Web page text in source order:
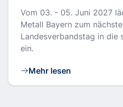
Vom 03. - 05. Juni 2027
Metall Bayern zum
Landesverbandstag in die
ein.
Mehr lesen